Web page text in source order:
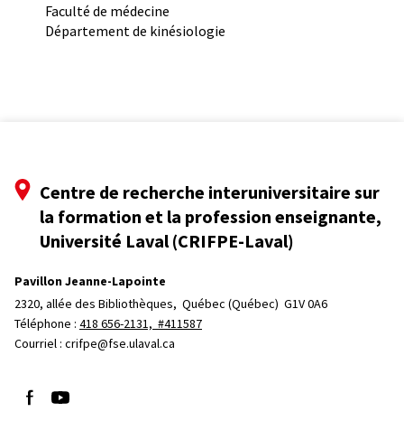
Faculté de médecine
Département de kinésiologie
Centre de recherche interuniversitaire sur
la formation et la profession enseignante,
Université Laval (CRIFPE-Laval)
Pavillon Jeanne-Lapointe
2320, allée des Bibliothèques, Québec (Québec)  G1V 0A6
Téléphone : 418 656-2131, #411587
Courriel : crifpe@fse.ulaval.ca
Suivez-nous sur Facebook
Suivez-nous sur YouTube